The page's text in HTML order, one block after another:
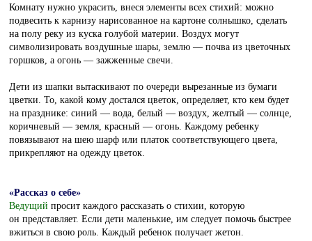
Комнату нужно украсить, внеся элементы всех стихий: можно
подвесить к карнизу нарисованное на картоне солнышко, сделать
на полу реку из куска голубой материи. Воздух могут
символизировать воздушные шары, землю — почва из цветочных
горшков, а огонь — зажженные свечи.
Дети из шапки вытаскивают по очереди вырезанные из бумаги
цветки. То, какой кому достался цветок, определяет, кто кем будет
на празднике: синий — вода, белый — воздух, желтый — солнце,
коричневый — земля, красный — огонь. Каждому ребенку
повязывают на шею шарф или платок соответствующего цвета,
прикрепляют на одежду цветок.
«Рассказ о себе»
Ведущий просит каждого рассказать о стихии, которую
он представляет. Если дети маленькие, им следует помочь быстрее
вжиться в свою роль. Каждый ребенок получает жетон.